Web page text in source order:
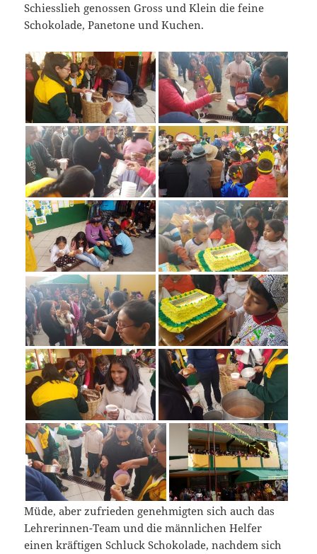
Schiesslieh genossen Gross und Klein die feine
Schokolade, Panetone und Kuchen.
Müde, aber zufrieden genehmigten sich auch das
Lehrerinnen-Team und die männlichen Helfer
einen kräftigen Schluck Schokolade, nachdem sich